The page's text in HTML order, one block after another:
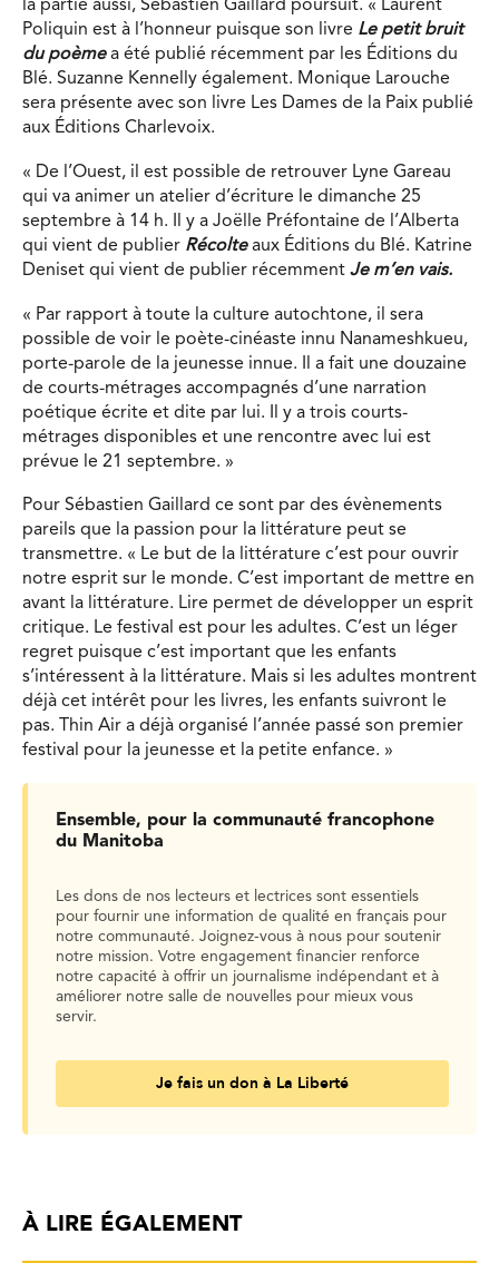
la partie aussi, Sébastien Gaillard poursuit. « Laurent
Poliquin est à l’honneur puisque son livre Le petit bruit
du poèmea été publié récemment par les Éditions du
Blé. Suzanne Kennelly également. Monique Larouche
sera présente avec son livre Les Dames de la Paix publié
aux Éditions Charlevoix.
« De l’Ouest, il est possible de retrouver Lyne Gareau
qui va animer un atelier d’écriture le dimanche 25
septembre à 14 h. Il y a Joëlle Préfontaine de l’Alberta
qui vient de publier Récolteaux Éditions du Blé. Katrine
Deniset qui vient de publier récemment Je m’en vais.
« Par rapport à toute la culture autochtone, il sera
possible de voir le poète-cinéaste innu Nanameshkueu,
porte-parole de la jeunesse innue. Il a fait une douzaine
de courts-métrages accompagnés d’une narration
poétique écrite et dite par lui. Il y a trois courts-
métrages disponibles et une rencontre avec lui est
prévue le 21 septembre. »
Pour Sébastien Gaillard ce sont par des évènements
pareils que la passion pour la littérature peut se
transmettre. « Le but de la littérature c’est pour ouvrir
notre esprit sur le monde. C’est important de mettre en
avant la littérature. Lire permet de développer un esprit
critique. Le festival est pour les adultes. C’est un léger
regret puisque c’est important que les enfants
s’intéressent à la littérature. Mais si les adultes montrent
déjà cet intérêt pour les livres, les enfants suivront le
pas. Thin Air a déjà organisé l’année passé son premier
festival pour la jeunesse et la petite enfance. »
Ensemble, pour la communauté francophone
du Manitoba
Les dons de nos lecteurs et lectrices sont essentiels
pour fournir une information de qualité en français pour
notre communauté. Joignez-vous à nous pour soutenir
notre mission. Votre engagement financier renforce
notre capacité à offrir un journalisme indépendant et à
améliorer notre salle de nouvelles pour mieux vous
servir.
Je fais un don à La Liberté
À LIRE ÉGALEMENT